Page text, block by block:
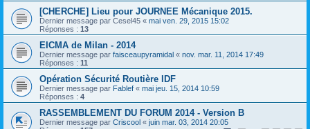
[CHERCHE] Lieu pour JOURNEE Mécanique 2015.
Dernier message par Cesel45 « mai ven. 29, 2015 15:02
Réponses : 13
EICMA de Milan - 2014
Dernier message par faisceaupyramidal « nov. mar. 11, 2014 17:49
Réponses : 11
Opération Sécurité Routière IDF
Dernier message par Fablef « mai jeu. 15, 2014 10:59
Réponses : 4
RASSEMBLEMENT DU FORUM 2014 - Version B
Dernier message par Criscool « juin mar. 03, 2014 20:05